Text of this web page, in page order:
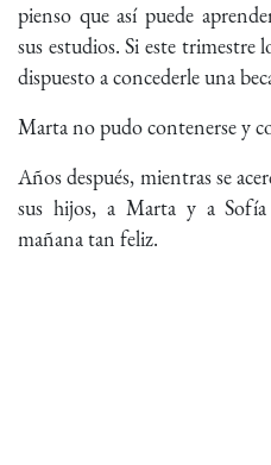
pienso que así puede
sus estudios. Si este trimestre
dispuesto a concederle una
Marta no pudo contenerse y
Años después, mientras se
sus hijos, a Marta y a Sofía
mañana tan feliz.